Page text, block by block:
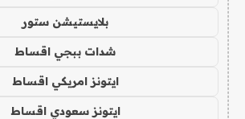
بلايستيشن ستور
شدات ببجي اقساط
ايتونز امريكي اقساط
ايتونز سعودي اقساط